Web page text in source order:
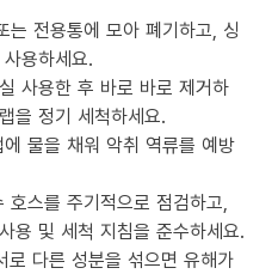
는 전용통에 모아 폐기하고, 싱
용하세요.
사용한 후 바로 바로 제거하
을 정기 세척하세요.
물을 채워 악취 역류를 예방
호스를 주기적으로 점검하고,
용 및 세척 지침을 준수하세요.
로 다른 성분을 섞으면 유해가